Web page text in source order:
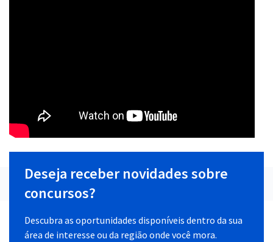
Deseja receber novidades sobre
concursos?
Descubra as oportunidades disponíveis dentro da sua
área de interesse ou da região onde você mora.